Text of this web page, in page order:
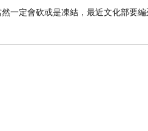
一定會砍或是凍結，最近文化部要